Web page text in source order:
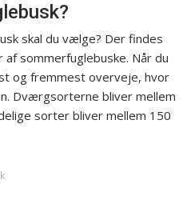
skal du vælge? Der findes
sommerfuglebuske. Når du
og fremmest overveje, hvor
Dværgsorterne bliver mellem
sorter bliver mellem 150